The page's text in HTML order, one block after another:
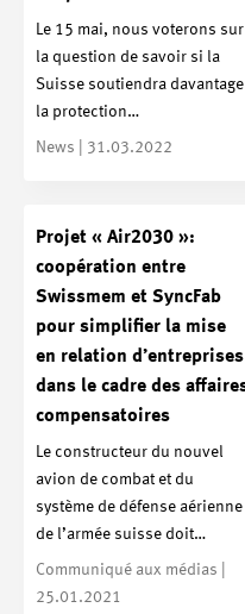
Le 15 mai, nous voterons sur
la question de savoir si la
Suisse soutiendra davantage
la protection…
News | 31.03.2022
Projet « Air2030 »:
coopération entre
Swissmem et SyncFab
pour simplifier la mise
en relation d’entreprises
dans le cadre des
compensatoires
Le constructeur du nouvel
avion de combat et du
système de défense aérienne
de l’armée suisse doit…
Communiqué aux médias |
25.01.2021